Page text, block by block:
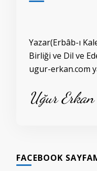
Yazar(Erbâb-ı
Birliği ve Dil ve
ugur-erkan.com
Uğur Erkan
FACEBOOK